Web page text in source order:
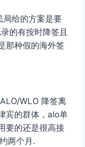
局给的方案是要
的有按时降签且
那种假的海外签
WLO 降签离
宾的群体，alo单
要的还是很高接
两个月.